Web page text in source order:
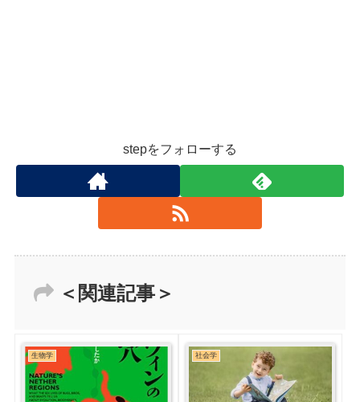
stepをフォローする
＜関連記事＞
生物学 社会学